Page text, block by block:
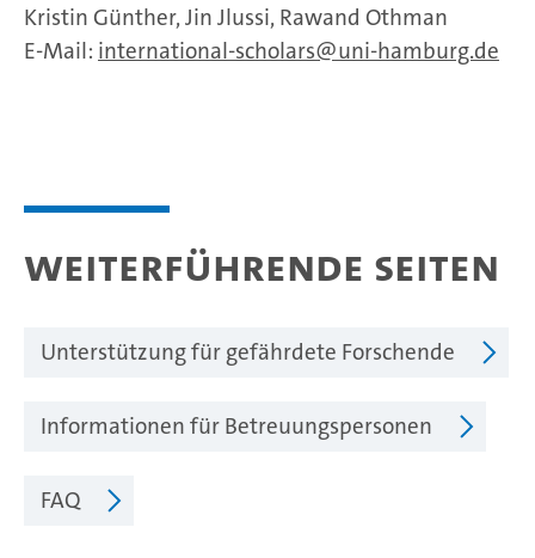
Kristin Günther, Jin Jlussi, Rawand Othman
E-Mail: international-scholars uni-hamburg.de
Weiterführende Seiten
Unterstützung für gefährdete Forschende
Informationen für Betreuungspersonen
FAQ